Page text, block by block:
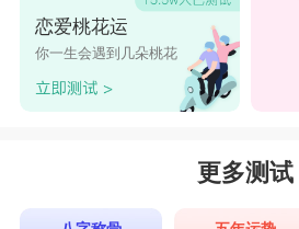
恋爱桃花运
你一生会遇到几朵桃花
更多测试